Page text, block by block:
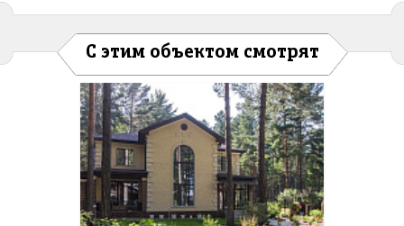
С этим объектом смотрят